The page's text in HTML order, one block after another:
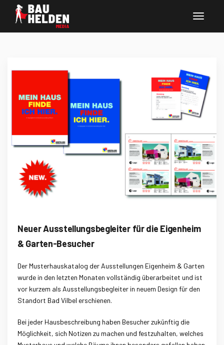
Neuer Ausstellungsbegleiter für die Eigenheim
& Garten-Besucher
Der Musterhauskatalog der Ausstellungen Eigenheim & Garten
wurde in den letzten Monaten vollständig überarbeitet und ist
vor kurzem als Ausstellungsbegleiter in neuem Design für den
Standort Bad Vilbel erschienen.
Bei jeder Hausbeschreibung haben Besucher zukünftig die
Möglichkeit, sich Notizen zu machen und festzuhalten, welches